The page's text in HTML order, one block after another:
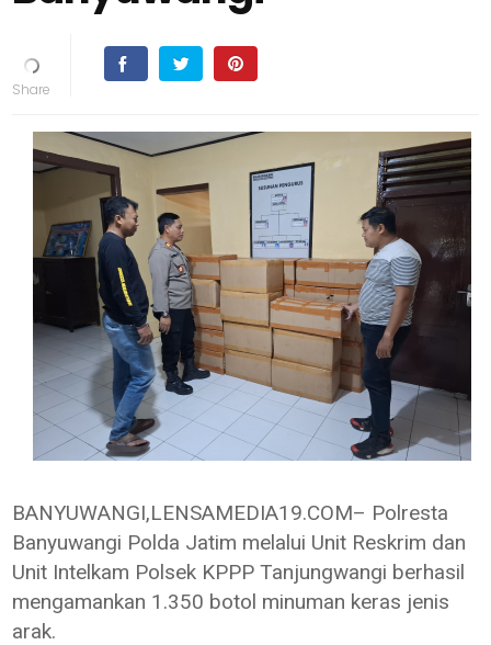
BANYUWANGI,LENSAMEDIA19.COM– Polresta
Banyuwangi Polda Jatim melalui Unit Reskrim dan
Unit Intelkam Polsek KPPP Tanjungwangi berhasil
mengamankan 1.350 botol minuman keras jenis
arak.